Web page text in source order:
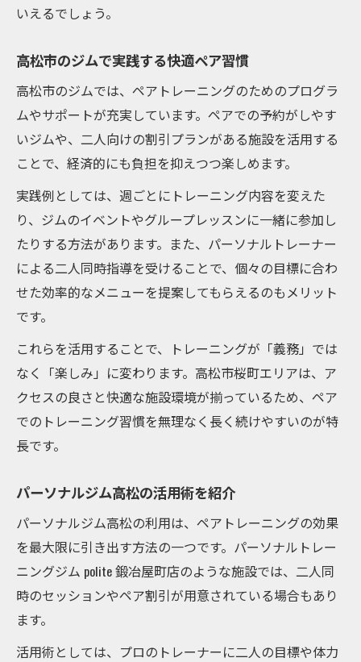
いえるでしょう。
高松市のジムで実践する快適ペア習慣
高松市のジムでは、ペアトレーニングのためのプログラ
ムやサポートが充実しています。ペアでの予約がしやす
いジムや、二人向けの割引プランがある施設を活用する
ことで、経済的にも負担を抑えつつ楽しめます。
実践例としては、週ごとにトレーニング内容を変えた
り、ジムのイベントやグループレッスンに一緒に参加し
たりする方法があります。また、パーソナルトレーナー
による二人同時指導を受けることで、個々の目標に合わ
せた効率的なメニューを提案してもらえるのもメリット
です。
これらを活用することで、トレーニングが「義務」では
なく「楽しみ」に変わります。高松市桜町エリアは、ア
クセスの良さと快適な施設環境が揃っているため、ペア
でのトレーニング習慣を無理なく長く続けやすいのが特
長です。
パーソナルジム高松の活用術を紹介
パーソナルジム高松の利用は、ペアトレーニングの効果
を最大限に引き出す方法の一つです。パーソナルトレー
ニングジム polite 鍛冶屋町店のような施設では、二人同
時のセッションやペア割引が用意されている場合もあり
ます。
活用術としては、プロのトレーナーに二人の目標や体力